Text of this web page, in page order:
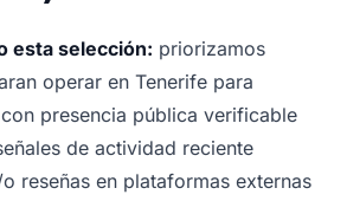
esta selección: priorizamos
operar en Tenerife para
presencia pública verificable
de actividad reciente
reseñas en plataformas externas